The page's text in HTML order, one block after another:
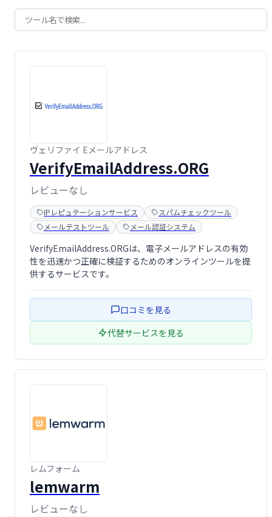
ヴェリファイ Eメールアドレス
VerifyEmailAddress.ORG
レビューなし
IPレピュテーションサービス
スパムチェックツール
メールテストツール
メール認証システム
VerifyEmailAddress.ORGは、電子メールアドレスの有効
性を迅速かつ正確に検証するためのオンラインツールを提
供するサービスです。
口コミを見る
代替サービスを見る
レムフォーム
lemwarm
レビューなし